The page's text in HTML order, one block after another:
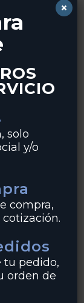
de acero al
desde
solo
y/o
compra,
tu pedido,
orden de
×